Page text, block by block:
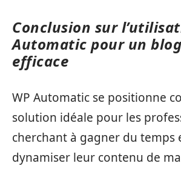
Conclusion sur
Automatic pour un
efficace
WP Automatic se positionne
solution idéale pour les
cherchant à gagner du temps
dynamiser leur contenu de